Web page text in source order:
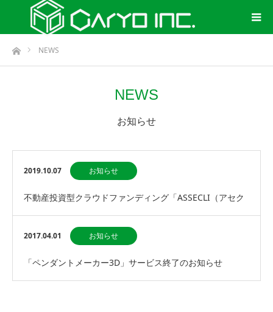
ホームNEWS
NEWS
お知らせ
2019.10.07 お知らせ
不動産投資型クラウドファンディング「ASSECLI（アセク
リ）」運用開始
2017.04.01 お知らせ
「ペンダントメーカー3D」サービス終了のお知らせ